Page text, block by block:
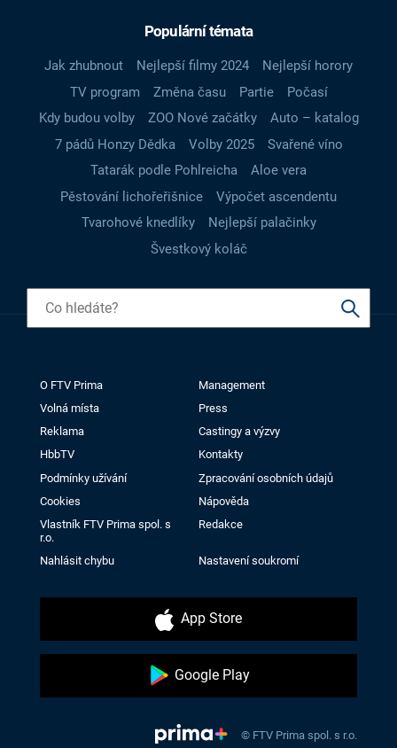
Populární témata
Jak zhubnout Nejlepší filmy 2024
Nejlepší horory
TV program
Změna času Partie
Počasí
Kdy budou volby
ZOO Nové začátky
Auto – katalog
7 pádů Honzy Dědka
Volby 2025
Svařené víno
Tatarák podle Pohlreicha
Aloe vera
Pěstování lichořeřišnice
Výpočet ascendentu
Tvarohové knedlíky
Nejlepší palačinky
Švestkový koláč
O FTV Prima
Management
Volná místa
Press
Reklama
Castingy a výzvy
HbbTV
Kontakty
Podmínky užívání
Zpracování osobních údajů
Cookies
Nápověda
Vlastník FTV Prima spol. s
r.o.
Redakce
Nahlásit chybu Nastavení soukromí
App Store
Google Play
© FTV Prima spol. s r.o.